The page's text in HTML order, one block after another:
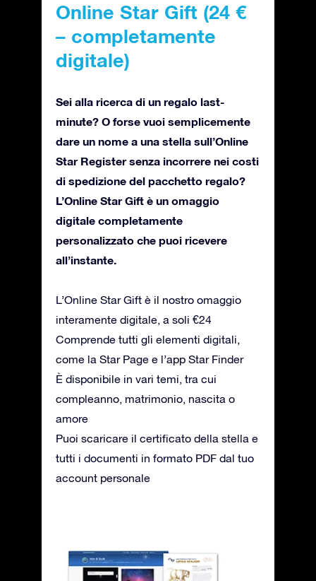
Online Star Gift (24 €
– completamente
digitale)
Sei alla ricerca di un regalo last-
minute? O forse vuoi semplicemente
dare un nome a una stella sull’Online
Star Register senza incorrere nei costi
di spedizione del pacchetto regalo?
L’Online Star Gift è un omaggio
digitale completamente
personalizzato che puoi ricevere
all’instante.
L’Online Star Gift è il nostro omaggio
interamente digitale, a soli €24
Comprende tutti gli elementi digitali,
come la Star Page e l’app Star Finder
È disponibile in vari temi, tra cui
compleanno, matrimonio, nascita o
amore
Puoi scaricare il certificato della stella e
tutti i documenti in formato PDF dal tuo
account personale